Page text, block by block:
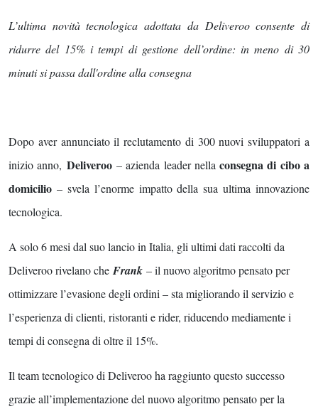
L’ultima novità tecnologica adottata da Deliveroo consente di
ridurre del 15% i tempi di gestione dell’ordine: in meno di 30
minuti si passa dall'ordine alla consegna
Dopo aver annunciato il reclutamento di 300 nuovi sviluppatori a
inizio anno, Deliveroo– azienda leader nellaconsegna di cibo a
domicilio – svela l’enorme impatto della sua ultima innovazione
tecnologica.
A solo 6 mesi dal suo lancio in Italia, gli ultimi dati raccolti da
Deliveroo rivelano che Frank – il nuovo algoritmo pensato per
ottimizzare l’evasione degli ordini – sta migliorando il servizio e
l’esperienza di clienti, ristoranti e rider, riducendo mediamente i
tempi di consegna di oltre il 15%.
Il team tecnologico di Deliveroo ha raggiunto questo successo
grazie all’implementazione del nuovo algoritmo pensato per la